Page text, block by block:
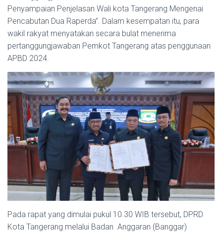
Penyampaian Penjelasan Wali kota Tangerang Mengenai
Pencabutan Dua Raperda”. Dalam kesempatan itu, para
wakil rakyat menyatakan secara bulat menerima
pertanggungjawaban Pemkot Tangerang atas penggunaan
APBD 2024.
Pada rapat yang dimulai pukul 10.30 WIB tersebut, DPRD
Kota Tangerang melalui Badan Anggaran (Banggar)